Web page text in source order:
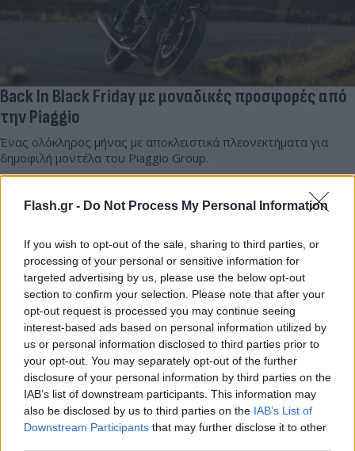
Flash.gr - Do Not Process My Personal Information
If you wish to opt-out of the sale, sharing to third parties, or
processing of your personal or sensitive information for
targeted advertising by us, please use the below opt-out
section to confirm your selection. Please note that after your
opt-out request is processed you may continue seeing
interest-based ads based on personal information utilized by
us or personal information disclosed to third parties prior to
your opt-out. You may separately opt-out of the further
disclosure of your personal information by third parties on the
IAB’s list of downstream participants. This information may
also be disclosed by us to third parties on the IAB’s List of
Downstream Participants that may further disclose it to other
Back In Black Friday με μοναδικές προσφορές από
την Piaggio
Ένας ολόκληρος μήνας με αποκλειστικά πλεονεκτήματα για
δημοφιλή μοντέλα του Piaggio Group.
Σκευοφύλαξ
Ξεκινά η προπαραγγελία για την Moto Guzzi V7
Sport